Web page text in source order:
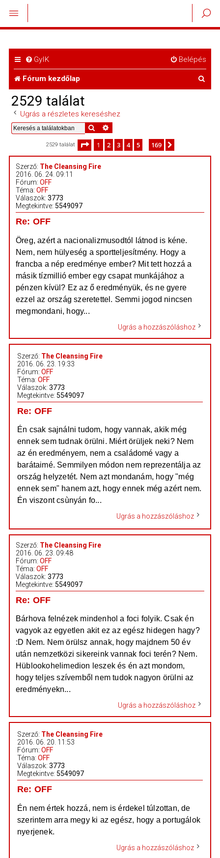
GyIK Belépés
Fórum kezdőlap
é
2529 találat
Ugrás a részletes kereséshez
Keresés
2529 találat Oldal:1 /169
1 2 3 4 5 169
Szerző: The Cleansing Fire
2016. 06. 24. 09:11
Fórum: OFF
Téma: OFF
Válaszok: 3773
Megtekintve: 5549097
Re: OFF
Öreg, azért a nacionalizmusodtól látnod is kéne.
Nem, nem hülyeség a sportteljesítmény. Hogy a
francba a nép eredménye ember? Mit tett hozzá a
másik tízmillió ember egy csapat munkájához a
pénzen kívül? Ez az ő eredményük, és ne gyere
ezzel az ország szeretettel. Semmi jogod nincsen
megmondani, hogy...
Ugrás a hozzászóláshoz
Szerző: The Cleansing Fire
2016. 06. 23. 19:33
Fórum: OFF
Téma: OFF
Válaszok: 3773
Megtekintve: 5549097
Re: OFF
Én csak sajnálni tudom, hogy vannak, akik még
ennek sem tudnak örülni. Miért örüljek neki? Nem
az én eredményem, nem a családomé vagy a
barátaimé. Semmilyen módon nem reprezentálja az
ország helyzetét. Nem azt mondanám, hogy "még
ennek sem" hanem azt, hogy ennek még azért nem.
Én viszont csùnyán fo...
Ugrás a hozzászóláshoz
Szerző: The Cleansing Fire
2016. 06. 23. 09:48
Fórum: OFF
Téma: OFF
Válaszok: 3773
Megtekintve: 5549097
Re: OFF
Bárhova felnézek mindenhol a foci folyik. Csak én
vagyok az egyetlen akit ez az egész hidegen hagy?
:D Nem. Nem örülsz annak, hogy majdnem 50 év
után nemzetközi sikereink vannak foci terén? Nem.
Hüblookohelimedion leszek és én azt mondom,
hogy teljes szívemből nem tudok nagyon örülni az
eredményekn...
Ugrás a hozzászóláshoz
Szerző: The Cleansing Fire
2016. 06. 20. 11:53
Fórum: OFF
Téma: OFF
Válaszok: 3773
Megtekintve: 5549097
Re: OFF
Én nem értek hozzá, nem is érdekel túlzottan, de
szerintem arra megy ki az egész, hogy a portugálok
nyerjenek.
Ugrás a hozzászóláshoz